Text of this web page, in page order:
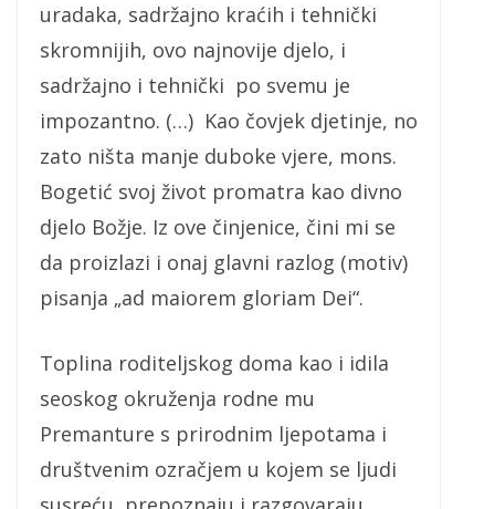
uradaka, sadržajno kraćih i tehnički
skromnijih, ovo najnovije djelo, i
sadržajno i tehnički po svemu je
impozantno. (…) Kao čovjek djetinje, no
zato ništa manje duboke vjere, mons.
Bogetić svoj život promatra kao divno
djelo Božje. Iz ove činjenice, čini mi se
da proizlazi i onaj glavni razlog (motiv)
pisanja „ad maiorem gloriam Dei“.
Toplina roditeljskog doma kao i idila
seoskog okruženja rodne mu
Premanture s prirodnim ljepotama i
društvenim ozračjem u kojem se ljudi